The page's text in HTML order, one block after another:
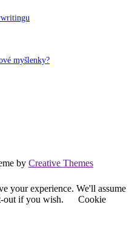
myšlenky?
by Creative Themes
your experience. We'll assume
out if you wish.
Cookie